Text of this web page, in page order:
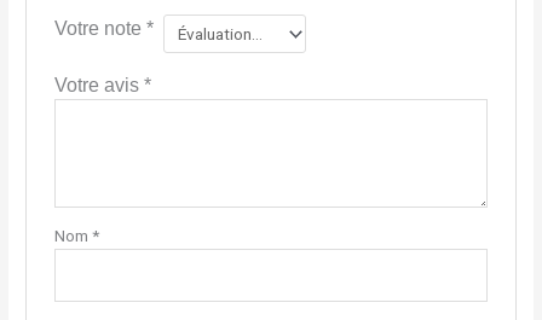
Votre note *
Votre avis *
Nom *